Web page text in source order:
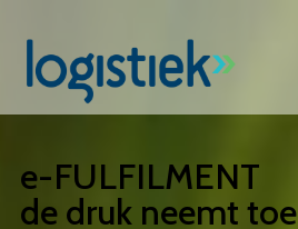
en
naar
gaan
e-FULFILMENT
de druk neemt toe